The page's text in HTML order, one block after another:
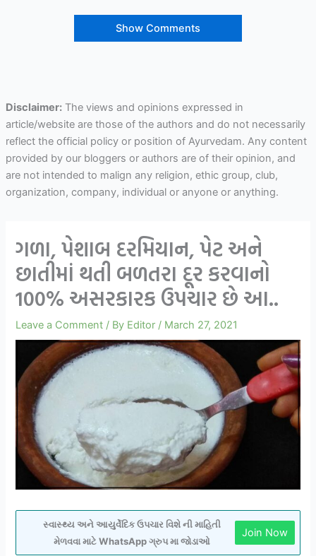
Show Comments
Disclaimer:The views and opinions expressed in
article/website are those of the authors and do not necessarily
reflect the official policy or position of Ayurvedam. Any content
provided by our bloggers or authors are of their opinion, and
are not intended to malign any religion, ethic group, club,
organization, company, individual or anyone or anything.
ગળા, પેશાબ દરમિયાન, પેટ અને
છાતીમાં થતી બળતરા દૂર કરવાનો
100% અસરકારક ઉપચાર છે આ..
Leave a Comment / By Editor / March 27, 2021
સ્વાસ્થ્ય અને આયુર્વેદિક ઉપચાર વિશે ની માહિતી
મેળવવા માટે WhatsApp ગ્રુપ મા જોડાઓ
Join Now